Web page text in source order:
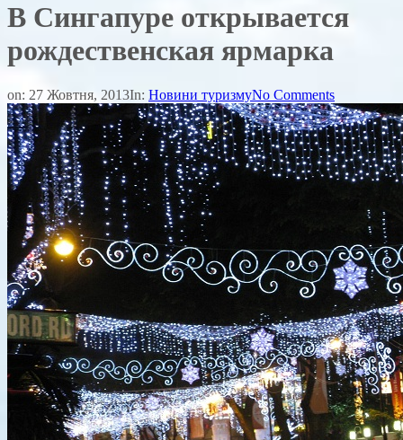
В Сингапуре открывается
рождественская ярмарка
on: 27 Жовтня, 2013In: Новини туризмуNo Comments